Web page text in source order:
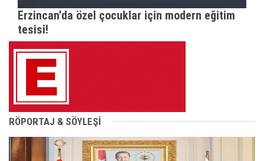
Erzincan’da özel çocuklar için modern eğitim
tesisi!
RÖPORTAJ & SÖYLEŞİ